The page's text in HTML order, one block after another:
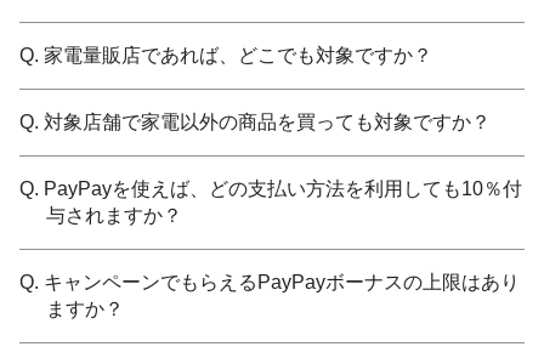
Q. 家電量販店であれば、どこでも対象ですか？
Q. 対象店舗で家電以外の商品を買っても対象ですか？
Q. PayPayを使えば、どの支払い方法を利用しても10％付
与されますか？
Q. キャンペーンでもらえるPayPayボーナスの上限はあり
ますか？